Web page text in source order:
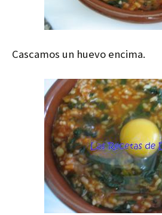
Cascamos un huevo encima.